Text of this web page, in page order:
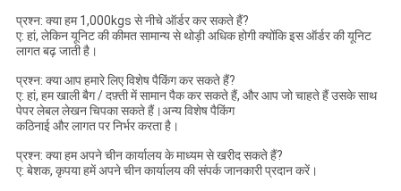
प्रश्न: क्या हम 1,000kgs से नीचे ऑर्डर कर सकते हैं?
ए: हां, लेकिन यूनिट की कीमत सामान्य से थोड़ी अधिक होगी क्योंकि इस ऑर्डर की यूनिट
लागत बढ़ जाती है।
प्रश्न: क्या आप हमारे लिए विशेष पैकिंग कर सकते हैं?
ए: हां, हम खाली बैग / दफ़्ती में सामान पैक कर सकते हैं, और आप जो चाहते हैं उसके साथ
पेपर लेबल लेखन चिपका सकते हैं।अन्य विशेष पैकिंग
कठिनाई और लागत पर निर्भर करता है।
प्रश्न: क्या हम अपने चीन कार्यालय के माध्यम से खरीद सकते हैं?
ए: बेशक, कृपया हमें अपने चीन कार्यालय की संपर्क जानकारी प्रदान करें।